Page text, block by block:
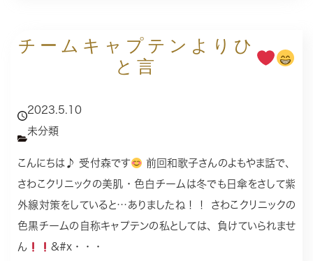
チームキャプテンよりひ
と言
2023.5.10
未分類
こんにちは♪ 受付森です
前回和歌子さんのよもやま話で、
さわこクリニックの美肌・色白チームは冬でも日傘をさして紫
外線対策をしていると…ありましたね！！ さわこクリニックの
色黒チームの自称キャプテンの私としては、負けていられませ
ん
&#x・・・